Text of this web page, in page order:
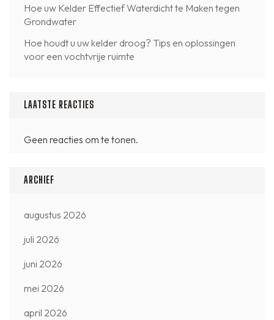
Hoe uw Kelder Effectief Waterdicht te Maken tegen
Grondwater
Hoe houdt u uw kelder droog? Tips en oplossingen
voor een vochtvrije ruimte
LAATSTE REACTIES
Geen reacties om te tonen.
ARCHIEF
augustus 2026
juli 2026
juni 2026
mei 2026
april 2026